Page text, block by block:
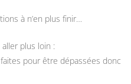
à n’en plus finir…
plus loin :
pour être dépassées donc